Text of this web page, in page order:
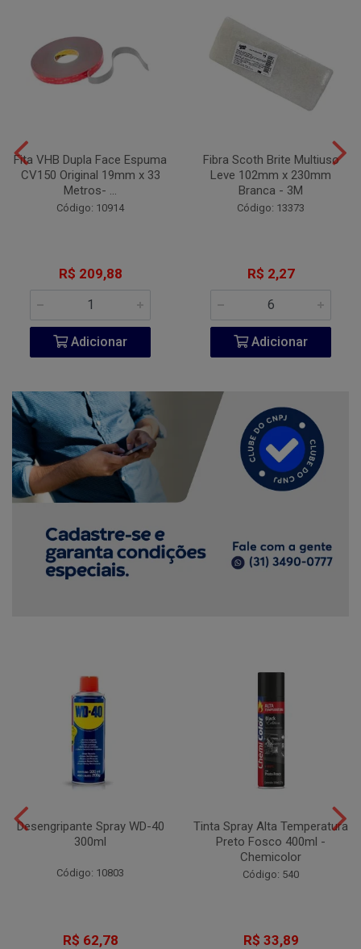
Fita VHB Dupla Face Espuma
CV150 Original 19mm x 33
Metros- ...
Código: 10914
R$ 209,88
Adicionar
Fibra Scoth Brite Multiuso
Leve 102mm x 230mm
Branca - 3M
Código: 13373
R$ 2,27
Adicionar
Desengripante Spray WD-40
300ml
Código: 10803
R$ 62,78
Tinta Spray Alta Temperatura
Preto Fosco 400ml -
Chemicolor
Código: 540
R$ 33,89